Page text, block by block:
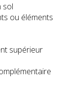
sol
ou éléments
supérieur